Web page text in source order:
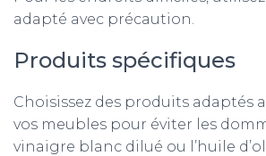
adapté avec précaution.
Produits spécifiques
Choisissez des produits adaptés
vos meubles pour éviter les
vinaigre blanc dilué ou l’huile